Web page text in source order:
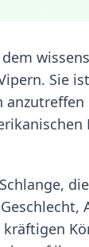
Sie